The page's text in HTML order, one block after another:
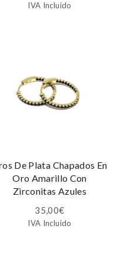
IVA Incluido
De Plata Chapados En
Oro Amarillo Con
Zirconitas Azules
35,00€
IVA Incluido